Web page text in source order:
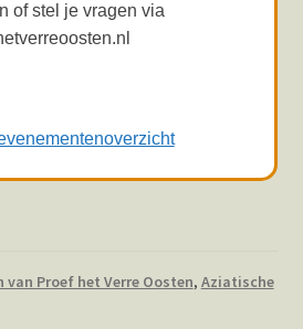
of stel je vragen via
Proef het Verre Oosten, Aziatische